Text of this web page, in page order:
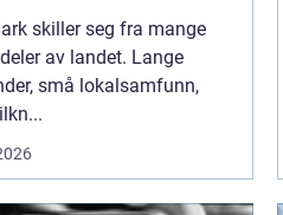
skiller seg fra mange
av landet. Lange
små lokalsamfunn,